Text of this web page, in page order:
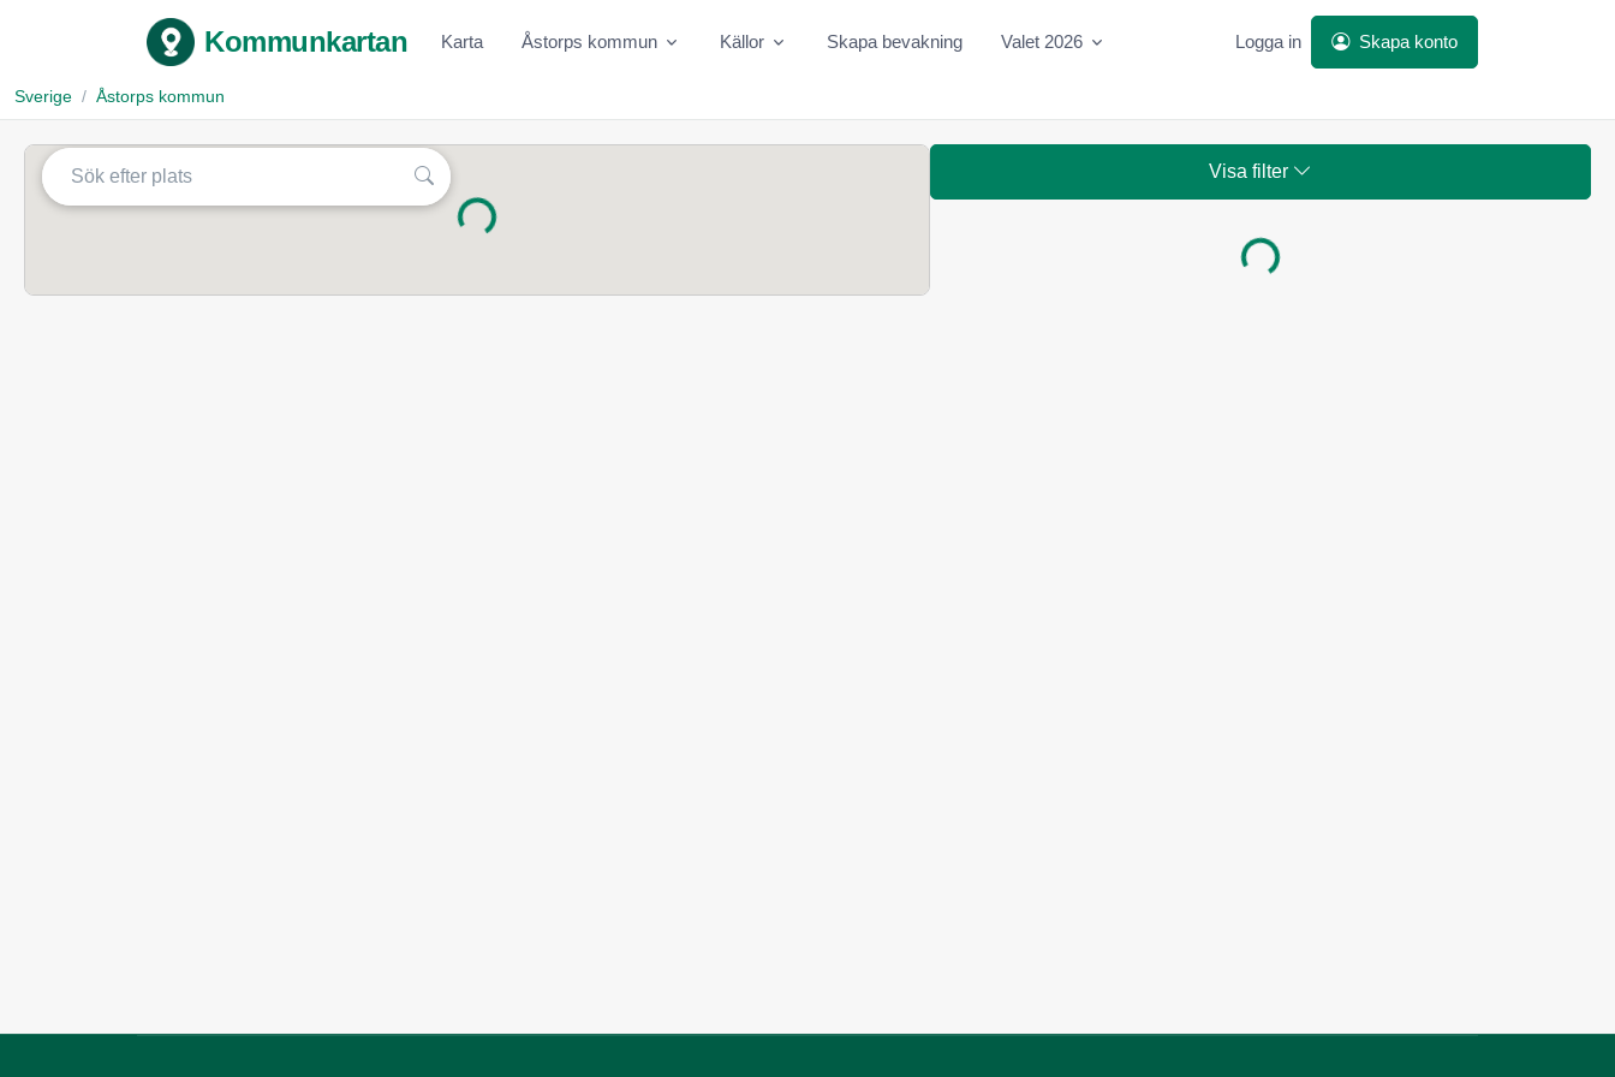
Kommunkartan Karta Åstorps kommun Källor Skapa bevakning Valet 2026 Logga in Skapa konto
Sverige Åstorps kommun
Laddar...
Visa filter
Laddar...